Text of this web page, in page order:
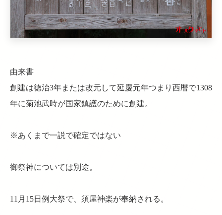
由来書
創建は徳治3年または改元して延慶元年つまり西暦で1308
年に菊池武時が国家鎮護のために創建。
※あくまで一説で確定ではない
御祭神については別途。
11月15日例大祭で、須屋神楽が奉納される。